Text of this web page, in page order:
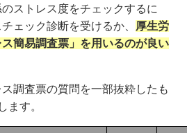
ストレス度をチェックするに
ェック診断を受けるか、 厚生労
簡易調査票」を用いるのが良い
調査票の質問を一部抜粋したも
ます。